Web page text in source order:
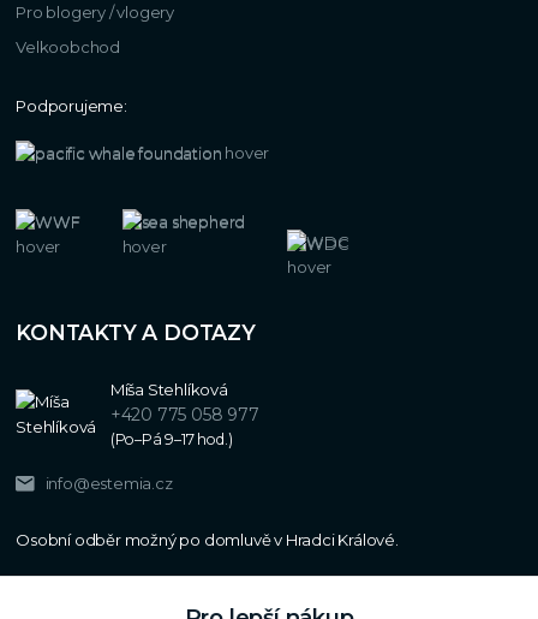
Pro blogery / vlogery
Velkoobchod
Podporujeme:
KONTAKTY A DOTAZY
Míša Stehlíková
+420 775 058 977
(Po–Pá 9–17 hod.)
info@estemia.cz